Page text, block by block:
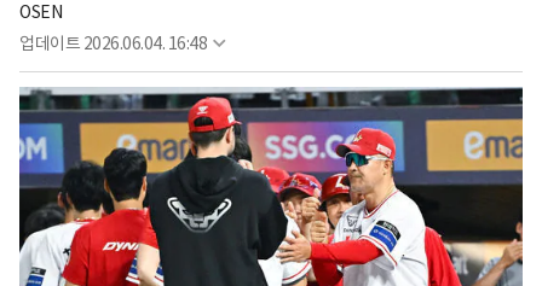
OSEN
업데이트 2026.06.04. 16:48